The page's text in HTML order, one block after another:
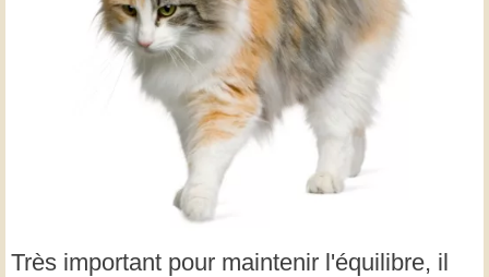
Très important pour maintenir l'équilibre, il